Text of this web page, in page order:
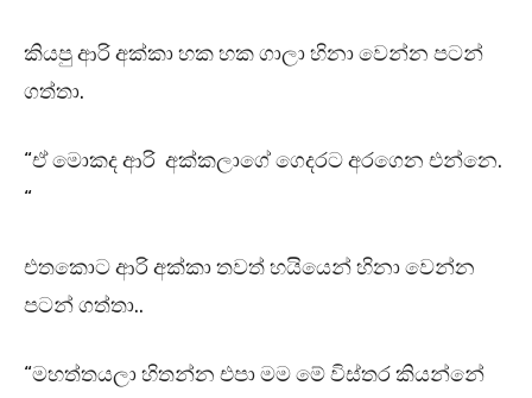
කියපු ආරි අක්කා හක හක ගාලා හිනා වෙන්න පටන්
ගත්තා.
“ඒ මොකද ආරි අක්කලාගේ ගෙදරට අරගෙන එන්නෙ.
“
එතකොට ආරි අක්කා තවත් හයියෙන් හිනා වෙන්න
පටන් ගත්තා..
“මහත්තයලා හිතන්න එපා මම මේ විස්තර කියන්නේ